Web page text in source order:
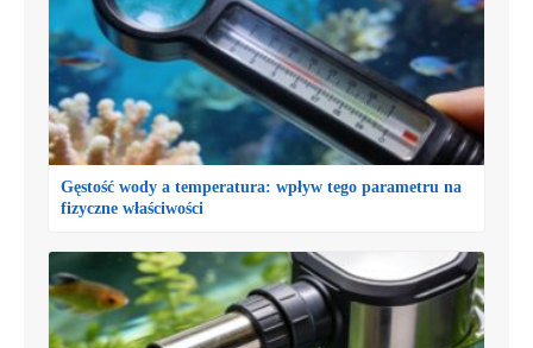
Gęstość wody a temperatura: wpływ tego parametru na
fizyczne właściwości